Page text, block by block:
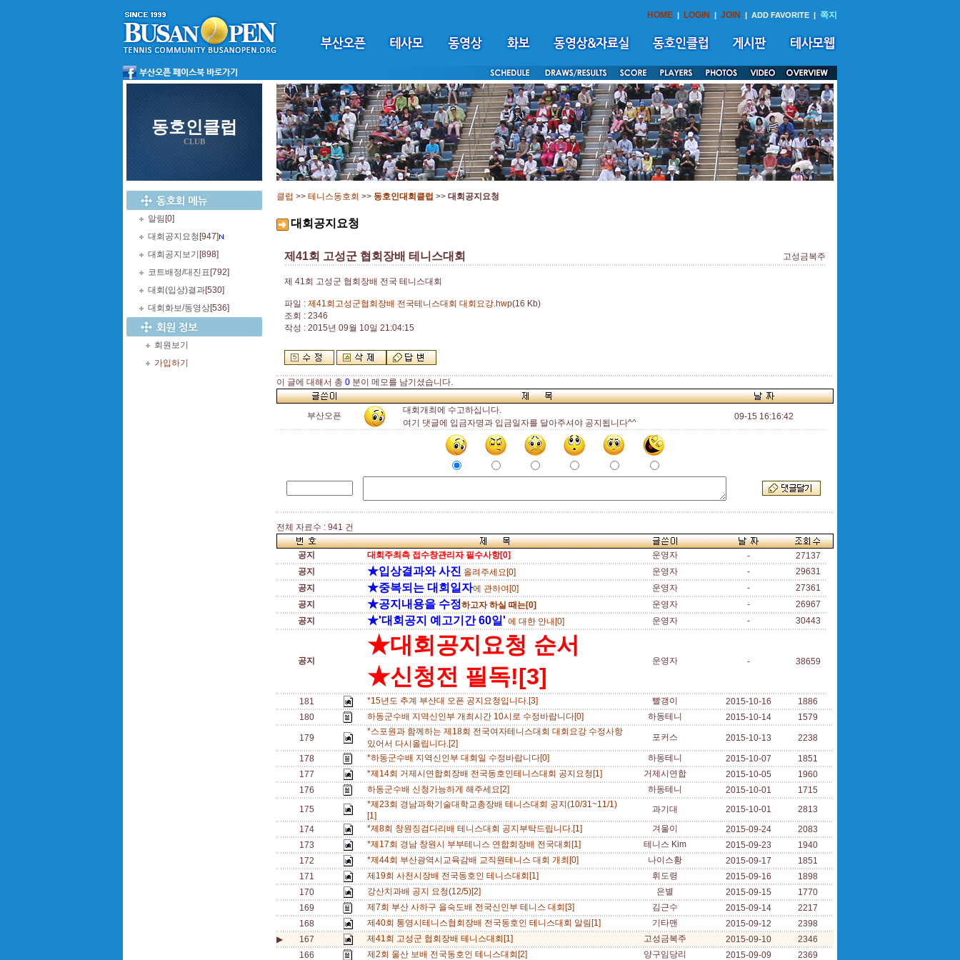
HOME | LOGIN | JOIN | ADD FAVORITE | 쪽지
동호인클럽
CLUB
알림 [0]
대회공지요청 [947]
대회공지보기 [898]
코트배정/대진표 [792]
대회(입상)결과[530]
대회화보/동영상[536]
회원보기
가입하기
클럽 >> 테니스동호회 >> 동호인대회클럽 >> 대회공지요청
대회공지요청
제41회 고성군 협회장배 테니스대회 고성금복주
제 41회 고성군 협회장배 전국 테니스대회
파일 : 제41회고성군협회장배 전국테니스대회 대회요강.hwp(16 Kb)
조회 : 2346
작성 : 2015년 09월 10일 21:04:15
이 글에 대해서 총 0 분이 메모를 남기셨습니다.
부산오픈
대회개최에 수고하십니다.
여기 댓글에 입금자명과 입금일자를 달아주셔야 공지됩니다^^
09-15 16:16:42
전체 자료수 : 941 건
공지 대회주최측 접수창관리자 필수사항[0] 운영자 -
27137
공지
★입상결과와 사진 올려주세요[0] 운영자 -
29631
공지
★중복되는 대회일자에 관하여[0] 운영자 -
27361
공지
★공지내용을 수정하고자 하실 때는[0] 운영자 -
26967
공지
★'대회공지 예고기간 60일' 에 대한 안내[0] 운영자 - 30443
공지
★대회공지요청 순서
★신청전 필독![3]
운영자 - 38659
181 *15년도 추계 부산대 오픈 공지요청입니다.[3] 빨갱이 2015-10-16
1886
180
하동군수배 지역신인부 개최시간 10시로 수정바랍니다[0] 하동테니 2015-10-14 1579
179
*스포원과 함께하는 제18회 전국여자테니스대회 대회요강 수정사항
있어서 다시올립니다.[2]
포커스 2015-10-13 2238
178 *하동군수배 지역신인부 대회일 수정바랍니다[0] 하동테니 2015-10-07
1851
177
*제14회 거제시연합회장배 전국동호인테니스대회 공지요청[1] 거제시연합 2015-10-05
1960
176
하동군수배 신청가능하게 해주세요[2] 하동테니 2015-10-01
1715
175
*제23회 경남과학기술대학교총장배 테니스대회 공지(10/31~11/1)
[1]
과기대 2015-10-01
2813
174
*제8회 창원징검다리배 테니스대회 공지부탁드립니다.[1] 겨울이 2015-09-24
2083
173
*제17회 경남 창원시 부부테니스 연합회장배 전국대회[1] 테니스 Kim 2015-09-23
1940
172
*제44회 부산광역시교육감배 교직원테니스 대회 개최[0] 나이스황 2015-09-17
1851
171
제19회 사천시장배 전국동호인 테니스대회[1] 휘도령 2015-09-16
1898
170
강산치과배 공지 요청(12/5)[2] 은별 2015-09-15
1770
169
제7회 부산 사하구 을숙도배 전국신인부 테니스 대회[3] 김근수 2015-09-14
2217
168
제40회 통영시테니스협회장배 전국동호인 테니스대회 알림[1] 기타맨 2015-09-12
2398
▶
167 제41회 고성군 협회장배 테니스대회[1] 고성금복주 2015-09-10
2346
166
제2회 울산 보배 전국동호인 테니스대회[2] 양구임당리 2015-09-09 2369